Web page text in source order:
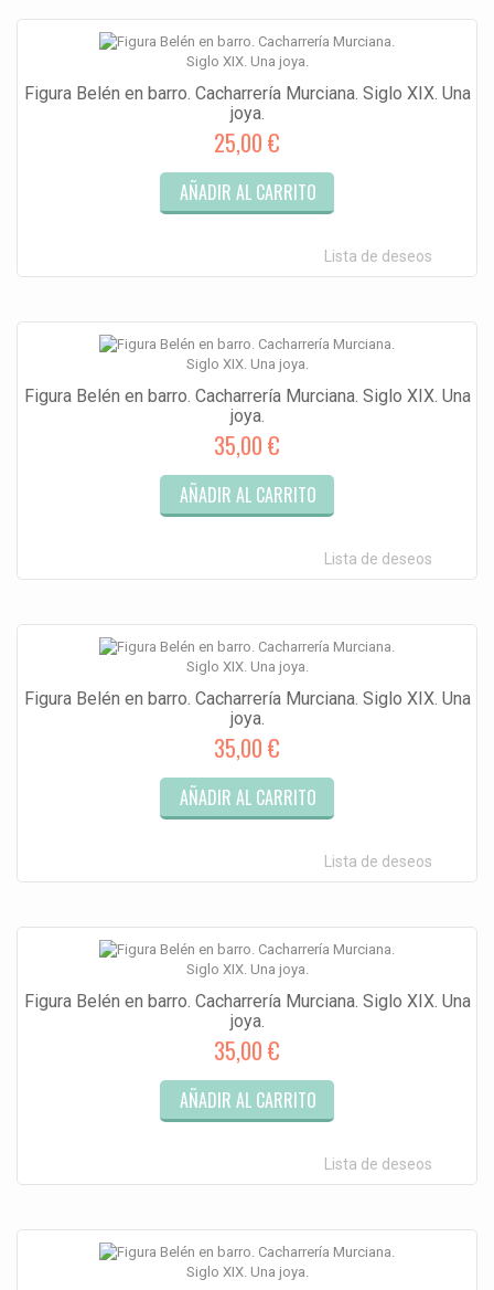
Figura Belén en barro. Cacharrería Murciana. Siglo XIX. Una
joya.
25,00 €
AÑADIR AL CARRITO
Lista de deseos
Figura Belén en barro. Cacharrería Murciana. Siglo XIX. Una
joya.
35,00 €
AÑADIR AL CARRITO
Lista de deseos
Figura Belén en barro. Cacharrería Murciana. Siglo XIX. Una
joya.
35,00 €
AÑADIR AL CARRITO
Lista de deseos
Figura Belén en barro. Cacharrería Murciana. Siglo XIX. Una
joya.
35,00 €
AÑADIR AL CARRITO
Lista de deseos